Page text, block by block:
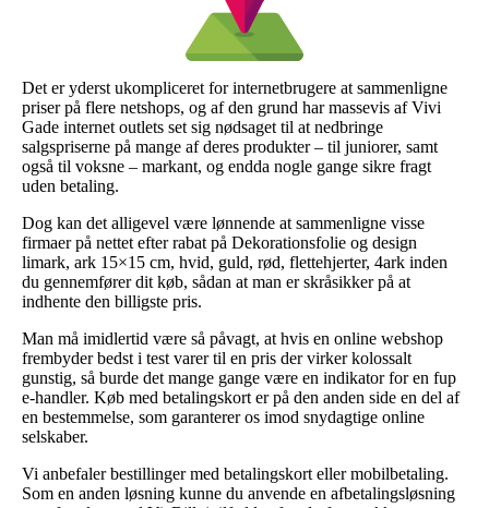
Det er yderst ukompliceret for internetbrugere at sammenligne
priser på flere netshops, og af den grund har massevis af Vivi
Gade internet outlets set sig nødsaget til at nedbringe
salgspriserne på mange af deres produkter – til juniorer, samt
også til voksne – markant, og endda nogle gange sikre fragt
uden betaling.
Dog kan det alligevel være lønnende at sammenligne visse
firmaer på nettet efter rabat på Dekorationsfolie og design
limark, ark 15×15 cm, hvid, guld, rød, flettehjerter, 4ark inden
du gennemfører dit køb, sådan at man er skråsikker på at
indhente den billigste pris.
Man må imidlertid være så påvagt, at hvis en online webshop
frembyder bedst i test varer til en pris der virker kolossalt
gunstig, så burde det mange gange være en indikator for en fup
e-handler. Køb med betalingskort er på den anden side en del af
en bestemmelse, som garanterer os imod snydagtige online
selskaber.
Vi anbefaler bestillinger med betalingskort eller mobilbetaling.
Som en anden løsning kunne du anvende en afbetalingsløsning